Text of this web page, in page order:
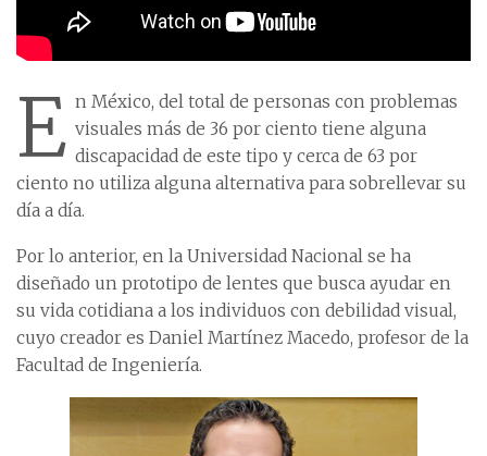
E n México, del total de personas con problemas
visuales más de 36 por ciento tiene alguna
discapacidad de este tipo y cerca de 63 por
ciento no utiliza alguna alternativa para sobrellevar su
día a día.
Por lo anterior, en la Universidad Nacional se ha
diseñado un prototipo de lentes que busca ayudar en
su vida cotidiana a los individuos con debilidad visual,
cuyo creador es Daniel Martínez Macedo, profesor de la
Facultad de Ingeniería.